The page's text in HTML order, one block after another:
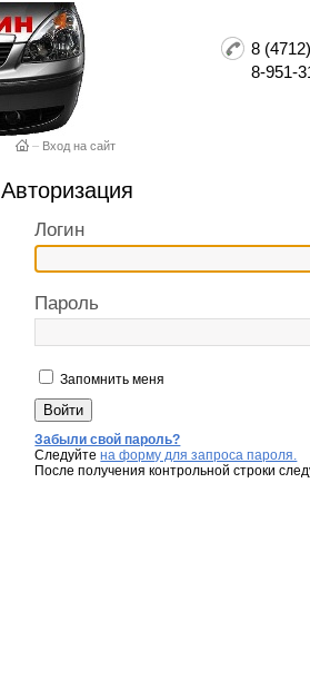
8
8-951-
– Вход на сайт
Авторизация
Логин
Пароль
Запомнить меня
Забыли свой пароль?
Следуйтена форму для запроса пароля.
После получения контрольной строки